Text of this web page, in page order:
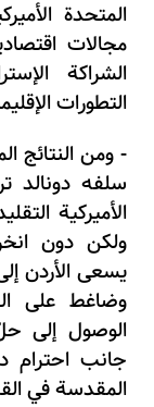
المتحدة
مجالات
الشراكة
التطورات
- ومن النتائج
سلفه دونالد
الأميركية
ولكن دون
يسعى الأردن
وضاغط على
الوصول إلى
جانب احترام
المقدسة في